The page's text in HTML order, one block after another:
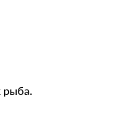
рыба.